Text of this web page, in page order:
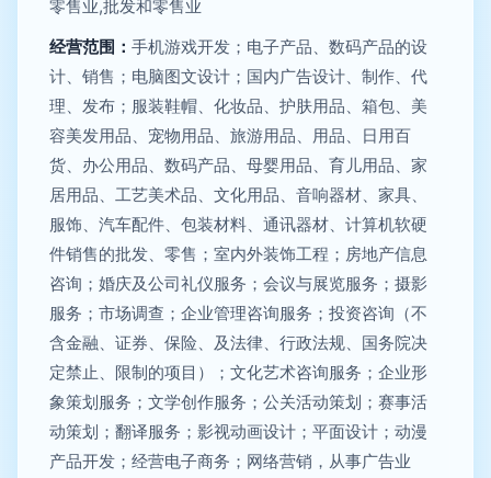
零售业,批发和零售业
经营范围： 手机游戏开发；电子产品、数码产品的设
计、销售；电脑图文设计；国内广告设计、制作、代
理、发布；服装鞋帽、化妆品、护肤用品、箱包、美
容美发用品、宠物用品、旅游用品、用品、日用百
货、办公用品、数码产品、母婴用品、育儿用品、家
居用品、工艺美术品、文化用品、音响器材、家具、
服饰、汽车配件、包装材料、通讯器材、计算机软硬
件销售的批发、零售；室内外装饰工程；房地产信息
咨询；婚庆及公司礼仪服务；会议与展览服务；摄影
服务；市场调查；企业管理咨询服务；投资咨询（不
含金融、证券、保险、及法律、行政法规、国务院决
定禁止、限制的项目）；文化艺术咨询服务；企业形
象策划服务；文学创作服务；公关活动策划；赛事活
动策划；翻译服务；影视动画设计；平面设计；动漫
产品开发；经营电子商务；网络营销，从事广告业